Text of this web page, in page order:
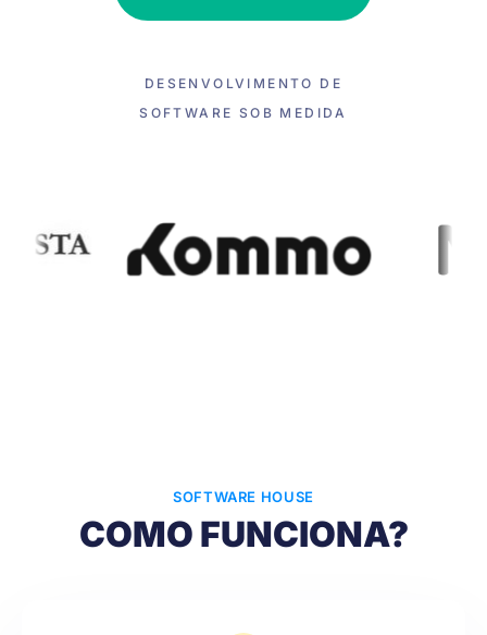
DESENVOLVIMENTO DE
SOFTWARE SOB MEDIDA
SOFTWARE HOUSE
COMO FUNCIONA?